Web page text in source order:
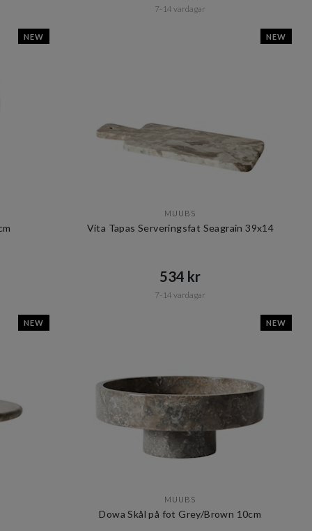
7-14 vardagar
NEW NEW
MUUBS
Vita Tapas Serveringsfat Seagrain 39x14
534 kr​​
7-14 vardagar
NEW NEW
MUUBS
Dowa Skål på fot Grey/Brown 10cm